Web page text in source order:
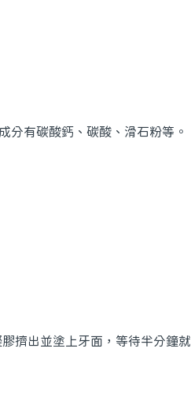
分有碳酸鈣、碳酸、滑石粉等。
擠出並塗上牙面，等待半分鐘就